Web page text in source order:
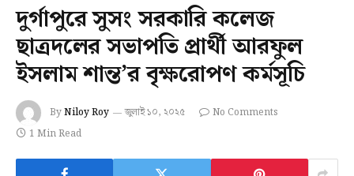
দুর্গাপুরে সুসং সরকারি কলেজ
ছাত্রদলের সভাপতি প্রার্থী আরফুল
ইসলাম শান্ত’র বৃক্ষরোপণ কর্মসূচি
ByNiloy Roy জুলাই ১০, ২০২৫
No Comments
1 Min Read